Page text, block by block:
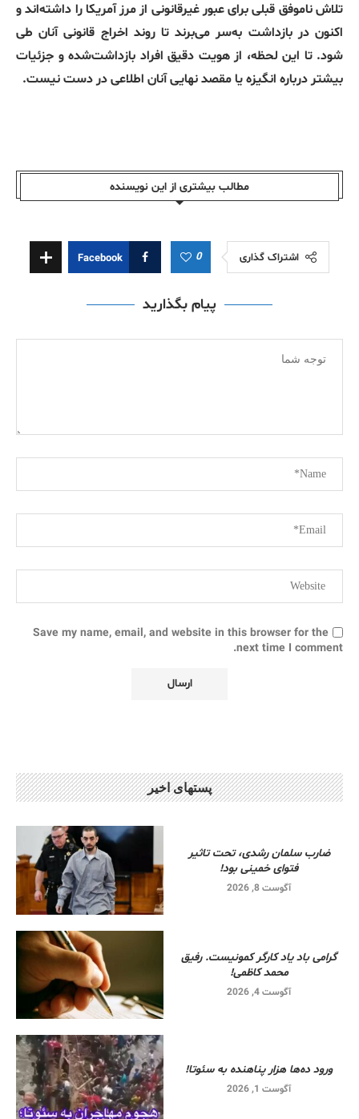
تلاش ناموفق قبلی برای عبور غیرقانونی از مرز آمریکا را داشته‌اند و
اکنون در بازداشت به‌سر می‌برند تا روند اخراج قانونی آنان طی
شود. تا این لحظه، از هویت دقیق افراد بازداشت‌شده و جزئیات
بیشتر درباره انگیزه یا مقصد نهایی آنان اطلاعی در دست نیست.
مطالب بیشتری از این نویسندە
اشتراک گذاری 0
Facebook
پیام بگذارید
Save my name, email, and website in this browser for the
next time I comment.
پستهای اخیر
ضارب سلمان رشدی، تحت تاثیر
فتوای خمینی بود!
آگوست 8, 2026
گرامی باد یاد کارگر کمونیست. رفیق
محمد کاظمی!
آگوست 4, 2026
ورود ده‌ها هزار پناهنده به سئوتا!
آگوست 1, 2026